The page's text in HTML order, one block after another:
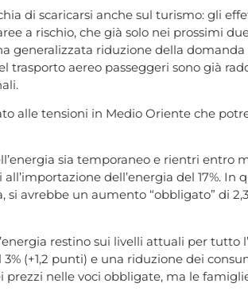
di scaricarsi anche sul turismo: gli
a rischio, che già solo nei prossimi
generalizzata riduzione della
aereo passeggeri sono già
alle tensioni in Medio Oriente che
sia temporaneo e rientri
dell’energia del 17%. In
avrebbe un aumento “obbligato” di
restino sui livelli attuali per tutto
3% (+1,2 punti) e una riduzione dei
nelle voci obbligate, ma le